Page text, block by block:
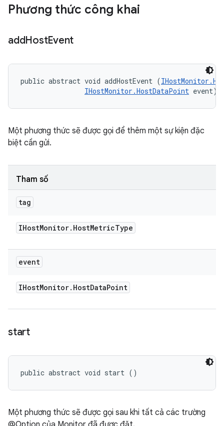
Phương thức công khai
addHostEvent
public abstract void addHostEvent (
IHostMonitor.HostDataPoint event)
Một phương thức sẽ được gọi để thêm một sự kiện đặc
biệt cần gửi.
Tham số
tag
IHostMonitor. HostMetricType
event
IHostMonitor. HostDataPoint
start
public abstract void start ()
Một phương thức sẽ được gọi sau khi tất cả các trường